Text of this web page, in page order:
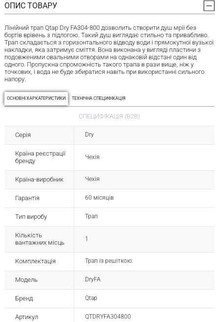
ОПИС ТОВАРУ
Лінійний трап Qtap Dry FA304-800 дозволить створити душ мрії без
бортів врівень з підлогою. Такий душ виглядає стильно та привабливо.
Трап складається з горизонтального відводу води і прямокутної вузької
накладки, яка затримує сміття. Вона виконана у вигляді пластини з
подовженими овальними отворами на однаковій відстані один від
одного. Пропускна спроможність такого трапа в рази вище, ніж у
точкових, і вода не буде збиратися навіть при використанні сильного
напору.
ОСНОВНІ ХАРКАТЕРИСТИКИ ТЕХНІЧНА СПЕЦИФІКАЦІЯ
СПЕЦИФІКАЦІЯ (B2B)
Серія Dry
Країна реєстрації
бренду
Чехія
Країна-виробник Чехія
Гарантія 60 місяців
Тип виробу Трап
Кількість
вантажних місць
1
Комплектація Трап із решіткою.
Модель DryFA
Бренд Qtap
Артикул QTDRYFA304800